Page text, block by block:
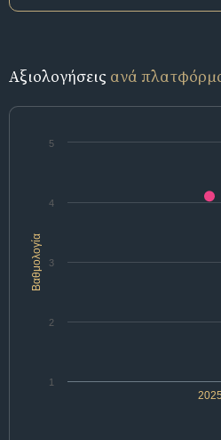
Αξιολογήσεις ανά
Βαθμολογία
2025
1
2
3
4
5